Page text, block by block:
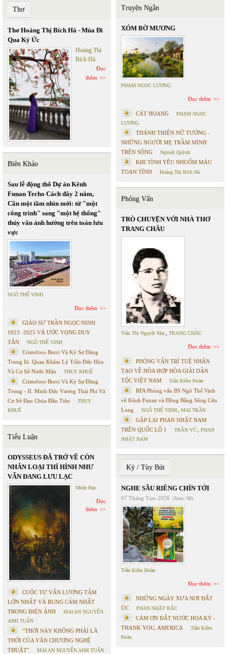
Thơ
Thơ Hoàng Thị Bích Hà - Mùa Đi
Qua Ký Ức
Hoàng Thị
Bích Hà
Đọc
thêm
Biên Khảo
Sau lễ động thổ Dự án Kênh
Funan Techo Cách đây 2 năm,
Cần một tầm nhìn mới: từ "một
công trình" sang "một hệ thống"
thủy văn ảnh hưởng trên toàn lưu
vực
NGÔ THẾ VINH
Đọc thêm
GIÁO SƯ TRẦN NGỌC NINH
1923 -2025 VÀ ƯỚC VỌNG DUY
TÂN
NGÔ THẾ VINH
Cristoforo Borri Và Ký Sự Đàng
Trong Iii. Quan Khám Lý Trần Đức Hòa
Và Cơ Sở Nước Mặn
THỤY KHUÊ
Cristoforo Borri Và Ký Sự Đàng
Trong - II. Minh Đức Vương Thái Phi Và
Cơ Sở Đạo Chúa Đầu Tiên
THỤY
KHUÊ
Tiểu Luận
ODYSSEUS ĐÃ TRỞ VỀ CÒN
NHÂN LOẠI THÌ HÌNH NHƯ
VẪN ĐANG LƯU LẠC
Minh Hạo
Đọc
thêm
CUỘC TỰ VẤN LƯƠNG TÂM
LỚN NHẤT VÀ RUNG CẢM NHẤT
TRONG ĐIỆN ẢNH
MAI AN NGUYỄN
ANH TUẤN
“THỜI NÀY KHÔNG PHẢI LÀ
THỜI CỦA VĂN CHƯƠNG NGHỆ
THUẬT”
MAI AN NGUYỄN ANH TUẤN
Truyện Ngắn
XÓM BỜ MƯƠNG
PHẠM NGỌC LƯƠNG
Đọc thêm
CÁT HOANG
PHẠM NGỌC
LƯƠNG
THÁNH THIÊN NỮ TƯỚNG -
NHỮNG NGƯỜI MẸ TRẦM MÌNH
TRÊN SÔNG
Nguyệt Quỳnh
KHI TÌNH YÊU NHUỐM MÀU
TOAN TÍNH
Hoàng Thị Bích Hà
Phỏng Vấn
TRÒ CHUYỆN VỚI NHÀ THƠ
TRANG CHÂU
Trần Thị Nguyệt Mai TRANG CHÂU
Đọc thêm
PHỎNG VẤN TRÍ TUỆ NHÂN
TẠO VỀ HÒA HỢP HÒA GIẢI DÂN
TỘC VIỆT NAM
Trần Kiêm Đoàn
RFA Phỏng vấn BS Ngô Thế Vinh
về Kênh Funan và Đồng Bằng Sông Cửu
Long
NGÔ THẾ VINH MAI TRẦN
GẶP LẠI PHAN NHẬT NAM
TRÊN QUỐC LỘ 1
TRẦN VŨ
PHAN
NHẬT NAM
Ký / Tùy Bút
NGHE SẦU RIÊNG CHÍN TỚI
07 Tháng Tám 2026 (Xem: 98)
Trần Kiêm Đoàn
Đọc thêm
NHỮNG NGÀY XƯA NƠI ĐẤT
ÚC
PHAN NHẬT BẮC
CÁM ƠN ĐẤT NƯỚC HOA KỲ -
THANK YOU, AMERICA
Trần Kiêm
Đoàn